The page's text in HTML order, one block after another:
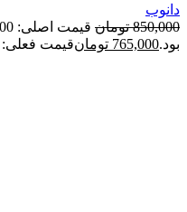
دانوب
850,000 تومان
بود.765,000 تومانقیمت فعلی: 765,000 تومان.